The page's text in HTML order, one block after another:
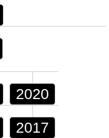
2020
2017